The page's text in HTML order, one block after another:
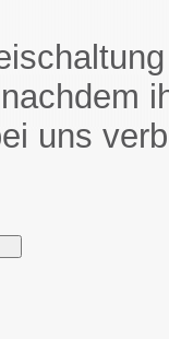
uns